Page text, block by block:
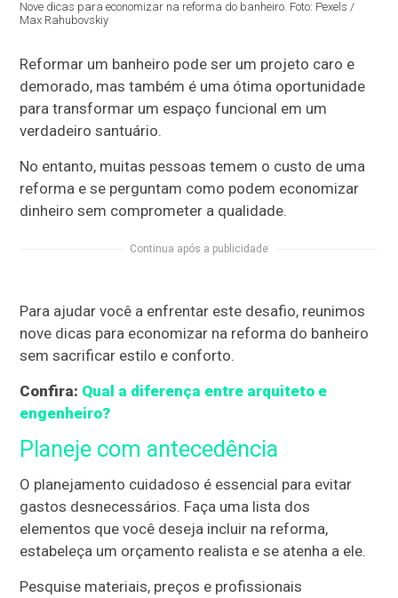
Nove dicas para economizar na reforma do banheiro. Foto: Pexels /
Max Rahubovskiy
Reformar um banheiro pode ser um projeto caro e
demorado, mas também é uma ótima oportunidade
para transformar um espaço funcional em um
verdadeiro santuário.
No entanto, muitas pessoas temem o custo de uma
reforma e se perguntam como podem economizar
dinheiro sem comprometer a qualidade.
Continua após a publicidade
Para ajudar você a enfrentar este desafio, reunimos
nove dicas para economizar na reforma do banheiro
sem sacrificar estilo e conforto.
Confira: Qual a diferença entre arquiteto e
engenheiro?
Planeje com antecedência
O planejamento cuidadoso é essencial para evitar
gastos desnecessários. Faça uma lista dos
elementos que você deseja incluir na reforma,
estabeleça um orçamento realista e se atenha a ele.
Pesquise materiais, preços e profissionais